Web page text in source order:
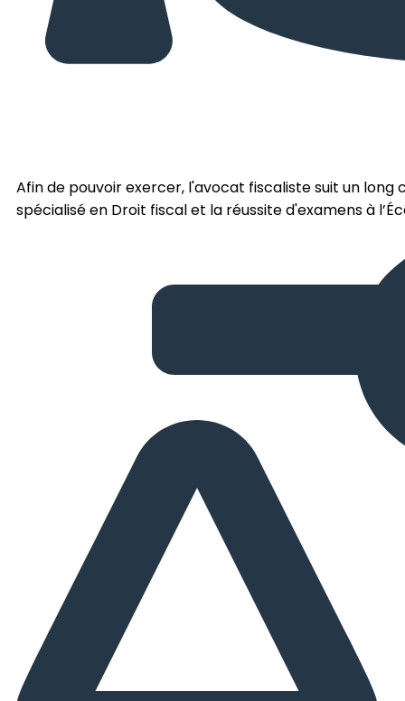
Afin de pouvoir exercer, l'avocat fiscaliste suit un
spécialisé en Droit fiscal et la réussite d'examens à